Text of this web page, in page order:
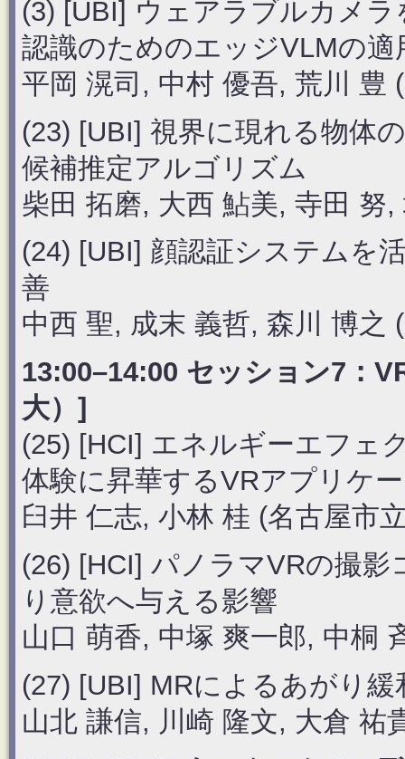
(3) [UBI] ウェアラブルカメ
認識のためのエッジVLMの適
平岡 滉司, 中村 優吾, 荒川 豊
(23) [UBI] 視界に現れる物体
候補推定アルゴリズム
柴田 拓磨, 大西 鮎美, 寺田 努
(24) [UBI] 顔認証システムを
善
中西 聖, 成末 義哲, 森川 博之
13:00–14:00 セッション7：
大）]
(25) [HCI] エネルギーエフェ
体験に昇華するVRアプリケ
臼井 仁志, 小林 桂 (名古屋市
(26) [HCI] パノラマVRの撮
り意欲へ与える影響
山口 萌香, 中塚 爽一郎, 中桐
(27) [UBI] MRによるあがり
山北 謙信, 川崎 隆文, 大倉 祐